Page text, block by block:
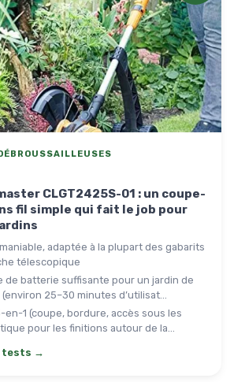
CLGT2425S-01 : un coupe-
fil simple qui fait le job pour
adaptée à la plupart des gabarits
télescopique
de batterie suffisante pour un jardin de
25–30 minutes d’utilisat...
en-1 (coupe, bordure, accès sous les
pour les finitions autour de la...
tests →